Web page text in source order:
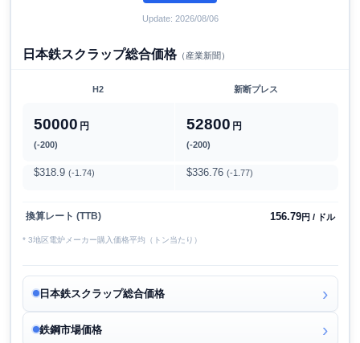
Update: 2026/08/06
日本鉄スクラップ総合価格（産業新聞）
H2 新断プレス
50000 円
(-200)
52800 円
(-200)
$318.9 (-1.74) $336.76 (-1.77)
換算レート (TTB) 156.79円 / ドル
* 3地区電炉メーカー購入価格平均（トン当たり）
日本鉄スクラップ総合価格
鉄鋼市場価格